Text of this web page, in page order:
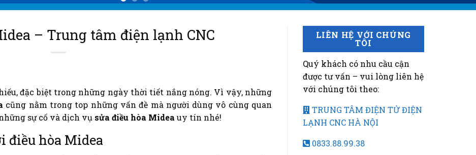
– Trung tâm điện lạnh CNC
đặc biệt trong những ngày thời tiết nắng nóng. Vì vậy, những
cũng nằm trong top những vấn đề mà người dùng vô cùng quan
sự cố và dịch vụ sửa điều hòa Midea uy tín nhé!
điều hòa Midea
LIÊN HỆ VỚI CHÚNG
TÔI
Quý khách có nhu cầu cận
được tư vấn – vui lòng liên hệ
với chúng tôi theo:
TRUNG TÂM ĐIỆN TỬ ĐIỆN
LẠNH CNC HÀ NỘI
0833.88.99.38